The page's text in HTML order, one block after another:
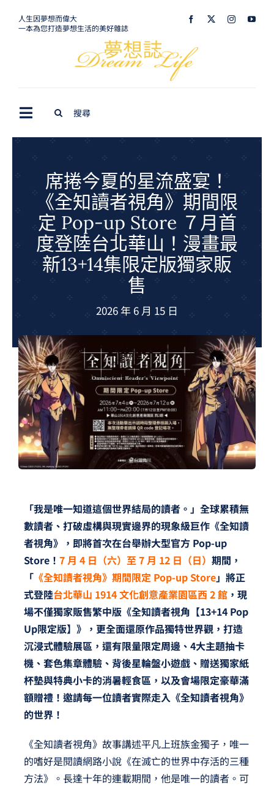
人生因夢想而偉大
一本為您打造夢想生活的美好雜誌
Toggle
Navigation
室內設計
購屋指南
夢想旅遊
夢想購物
席捲今夏的星流盛宴！
《全知讀者視角》期間限
定 Pop-up Store ７月首
度登陸台北華山！漫畫最
新13+14集限定版獨家販
售
2026 年 6 月 15 日
「我是唯一知道這個世界結局的讀者。」全球累積無
數讀者、打破虛構與現實邊界的現象級巨作《全知讀
者視角》，即將首次在台舉辦大型官方 Pop-up
Store！ 7 月 4 日（六）至 7 月 12 日（日） 期間，
「《全知讀者視角》期間限定 Pop-up Store」將正
式登陸台北華山 1914 文化創意產業園區西 2 館，現
場不僅獨家販售繁中版《全知讀者視角【13+14 Pop
Up限定版】》，更全面還原作品獨特世界觀，打造
沉浸式體驗展區，還有限量限定周邊、4大主題抽卡
機、套色集章體驗、背後星輪盤小遊戲、贈送獨家紙
杯墊與特典小卡的消暑輕食區，以及會場限定豪華滿
額贈禮！邀請每一位讀者實際走入《全知讀者視角》
的世界！
《全知讀者視角》故事講述平凡上班族金獨子，唯一
的嗜好是閱讀網路小說《在滅亡的世界中存活的三種
方法》。長達十年的連載期間，他是唯一的讀者。可